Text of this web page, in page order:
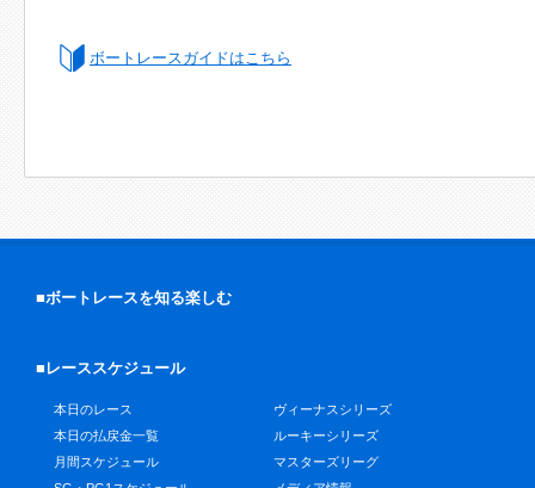
ボートレースガイドはこちら
■ボートレースを知る楽しむ
■レーススケジュール
本日のレース
本日の払戻金一覧
月間スケジュール
ヴィーナスシリーズ
ルーキーシリーズ
マスターズリーグ